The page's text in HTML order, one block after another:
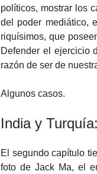
políticos, mostrar los
del poder mediático,
riquísimos, que
Defender el ejercicio
razón de ser de
Algunos casos.
India y
El segundo capítulo
foto de Jack Ma, el